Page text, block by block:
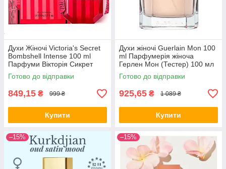
Духи Жіночі Victoria's Secret
Bombshell Intense 100 ml
Парфуми Вікторія Сикрет
Бомбшел Інтенс (Тестер)
Готово до відправки
849,15 ₴ 999 ₴
Купити
Духи жіночі Guerlain Mon 100
ml Парфумерія жіноча
Герлен Мон (Тестер) 100 мл
Парфюм
Готово до відправки
925,65 ₴ 1 089 ₴
Купити
–15% –15%